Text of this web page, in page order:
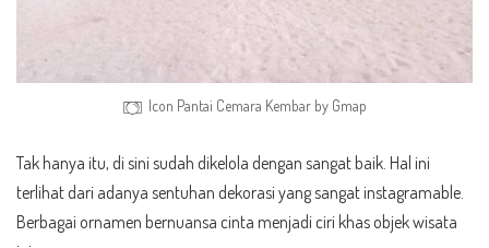
Icon Pantai Cemara Kembar by Gmap
Tak hanya itu, di sini sudah dikelola dengan sangat baik. Hal ini
terlihat dari adanya sentuhan dekorasi yang sangat instagramable.
Berbagai ornamen bernuansa cinta menjadi ciri khas objek wisata